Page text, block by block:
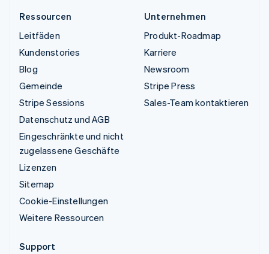
Ressourcen
Leitfäden
Kundenstories
Blog
Gemeinde
Stripe Sessions
Datenschutz und AGB
Eingeschränkte und nicht
zugelassene Geschäfte
Lizenzen
Sitemap
Cookie-Einstellungen
Weitere Ressourcen
Unternehmen
Produkt-Roadmap
Karriere
Newsroom
Stripe Press
Sales-Team kontaktieren
Support